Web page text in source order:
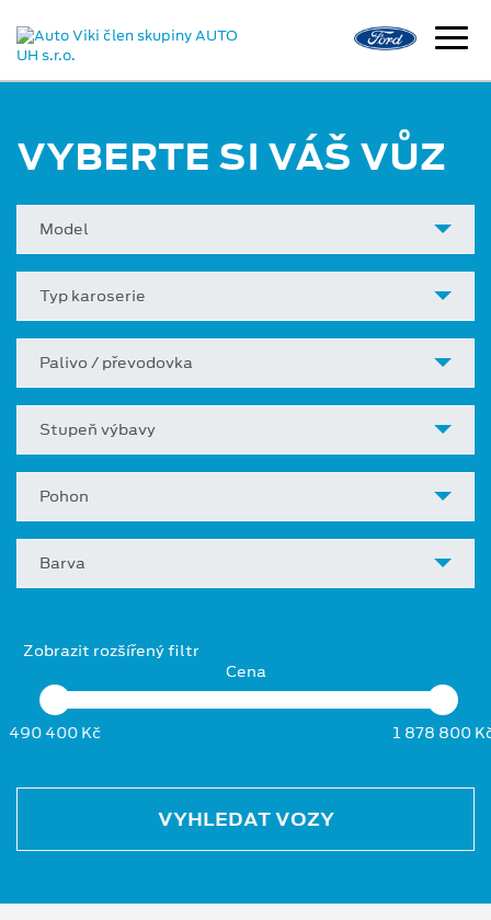
VYBERTE SI VÁŠ VŮZ
Model
Typ karoserie
Palivo / převodovka
Stupeň výbavy
Pohon
Barva
Zobrazit rozšířený filtr
Cena
490 400 Kč 1 878 800
VYHLEDAT VOZY